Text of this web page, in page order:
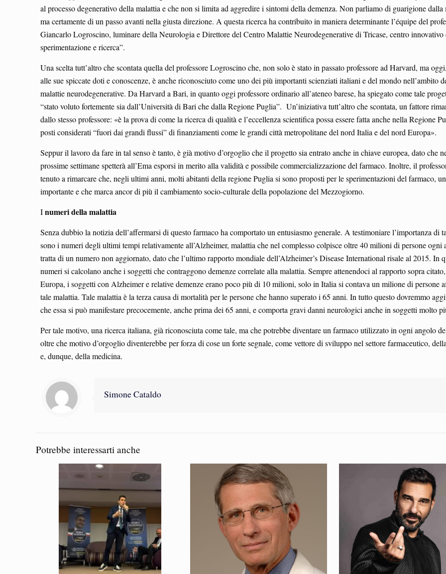
al processo degenerativo della malattia e che non si limita ad aggredire i sintomi della demenza. Non parliamo di guarigione dalla
ma certamente di un passo avanti nella giusta direzione. A questa ricerca ha contribuito in maniera determinante l’équipe del
Giancarlo Logroscino, luminare della Neurologia e Direttore del Centro Malattie Neurodegenerative di Tricase, centro innovativo
sperimentazione e ricerca”.
Una scelta tutt’altro che scontata quella del professore Logroscino che, non solo è stato in passato professore ad Harvard, ma
alle sue spiccate doti e conoscenze, è anche riconosciuto come uno dei più importanti scienziati italiani e del mondo nell’ambito
malattie neurodegenerative. Da Harvard a Bari, in quanto oggi professore ordinario all’ateneo barese, ha spiegato come tale
“stato voluto fortemente sia dall’Università di Bari che dalla Regione Puglia”. Un’iniziativa tutt’altro che scontata, un fattore
dallo stesso professore: «è la prova di come la ricerca di qualità e l’eccellenza scientifica possa essere fatta anche nella Regione
posti considerati “fuori dai grandi flussi” di finanziamenti come le grandi città metropolitane del nord Italia e del nord Europa».
Seppur il lavoro da fare in tal senso è tanto, è già motivo d’orgoglio che il progetto sia entrato anche in chiave europea, dato che
prossime settimane spetterà all’Ema esporsi in merito alla validità e possibile commercializzazione del farmaco. Inoltre, il
tenuto a rimarcare che, negli ultimi anni, molti abitanti della regione Puglia si sono proposti per le sperimentazioni del farmaco,
importante e che marca ancor di più il cambiamento socio-culturale della popolazione del Mezzogiorno.
Inumeri della malattia
Senza dubbio la notizia dell’affermarsi di questo farmaco ha comportato un entusiasmo generale. A testimoniare l’importanza di
sono i numeri degli ultimi tempi relativamente all’Alzheimer, malattia che nel complesso colpisce oltre 40 milioni di persone ogni
tratta di un numero non aggiornato, dato che l’ultimo rapporto mondiale dell’Alzheimer’s Disease International risale al 2015. In
numeri si calcolano anche i soggetti che contraggono demenze correlate alla malattia. Sempre attenendoci al rapporto sopra
Europa, i soggetti con Alzheimer e relative demenze erano poco più di 10 milioni, solo in Italia si contava un milione di persone
tale malattia. Tale malattia è la terza causa di mortalità per le persone che hanno superato i 65 anni. In tutto questo dovremmo
che essa si può manifestare precocemente, anche prima dei 65 anni, e comporta gravi danni neurologici anche in soggetti molto
Per tale motivo, una ricerca italiana, già riconosciuta come tale, ma che potrebbe diventare un farmaco utilizzato in ogni angolo
oltre che motivo d’orgoglio diventerebbe per forza di cose un forte segnale, come vettore di sviluppo nel settore farmaceutico,
e, dunque, della medicina.
Simone Cataldo
Potrebbe interessarti anche